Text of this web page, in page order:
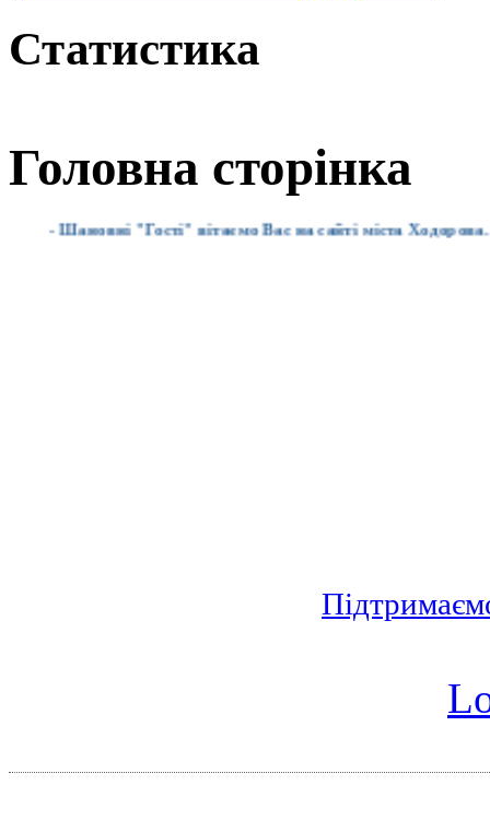
Статистика
Головна сторінка
- Шановні "Гості" вітаємо Вас на сайті міста Ходорова. Для